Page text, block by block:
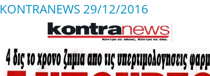
KONTRANEWS 29/12/2016